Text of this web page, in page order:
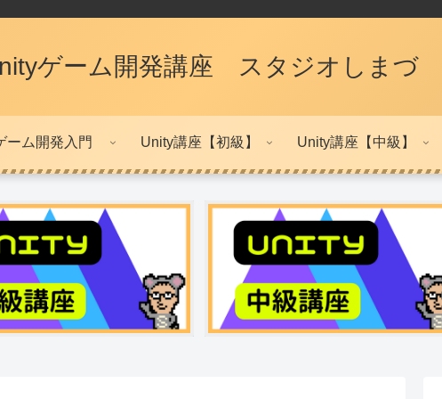
ゲーム開発講座 スタジオしまづ
ーム開発入門 Unity講座【初級】 Unity講座【中級】